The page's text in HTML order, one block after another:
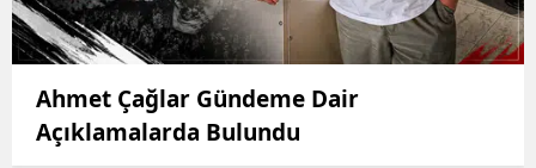
Ahmet Çağlar Gündeme Dair
Açıklamalarda Bulundu